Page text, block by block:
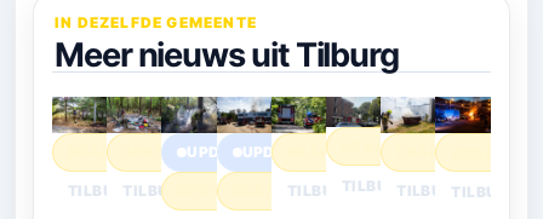
IN DEZELFDE GEMEENTE
Meer nieuws uit Tilburg
BRAND
TILBURG
BRAND
TILBURG
UPDATE
BRAND
UPDATEBRAND
TILBURG
BRAND
TILBURG
BRAND
TILBURGTILBURG